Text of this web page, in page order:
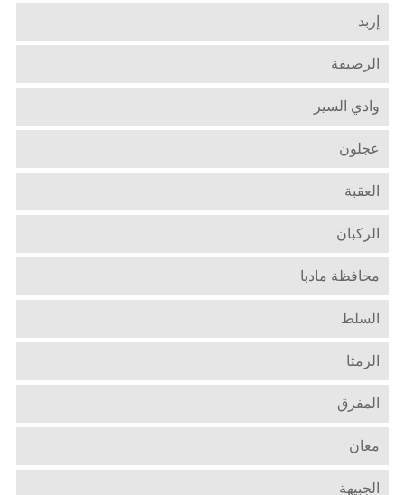
إربد
الرصيفة
وادي السير
عجلون
العقبة
الركبان
محافظة مادبا
السلط
الرمثا
المفرق
معان
الجبيهة